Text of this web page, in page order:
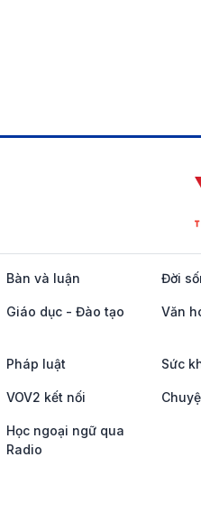
Bàn và luận Đời
Giáo dục - Đào tạo Văn
Pháp luật Sức
VOV2 kết nối
Học ngoại ngữ qua
Radio